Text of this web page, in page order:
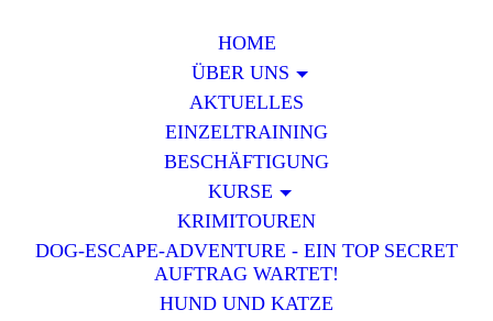
HOME
ÜBER UNS
AKTUELLES
EINZELTRAINING
BESCHÄFTIGUNG
KURSE
KRIMITOUREN
DOG-ESCAPE-ADVENTURE - EIN TOP SECRET
AUFTRAG WARTET!
HUND UND KATZE